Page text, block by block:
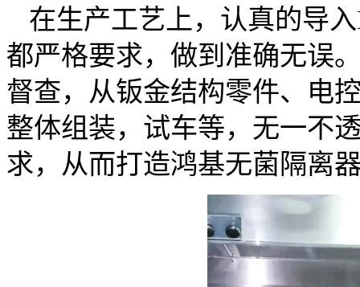
在生产工艺上，认真的导
都严格要求，做到准确无误
督查，从钣金结构零件、电
整体组装，试车等，无一不
求，从而打造鸿基无菌隔离